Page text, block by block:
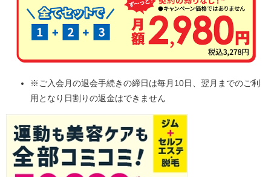
※ご入会月の退会手続きの締日は毎月10日、翌月までのご利
用となり日割りの返金はできません